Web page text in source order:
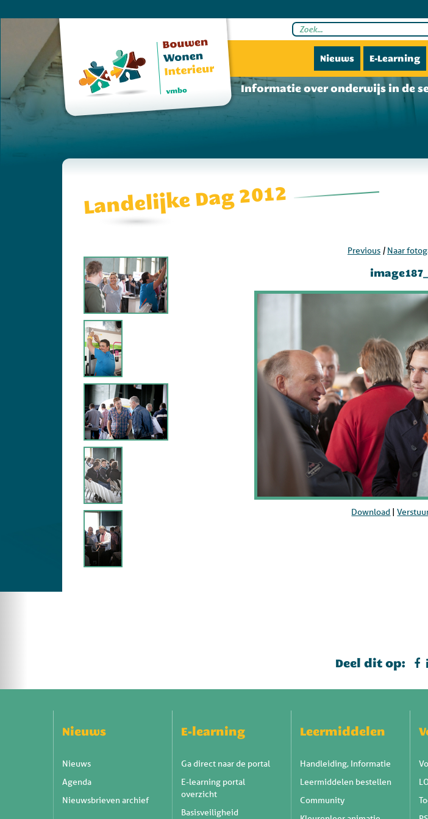
Nieuws E-Learning
Informatie over onderwijs in de
Landelijke Dag 2012
Previous | Naar
Download |
Deel dit op:
Nieuws
Nieuws
Agenda
Nieuwsbrieven archief
E-learning
Ga direct naar de portal
E-learning portal
overzicht
Basisveiligheid
Leermiddelen
Handleiding, Informatie
Leermiddelen bestellen
Community